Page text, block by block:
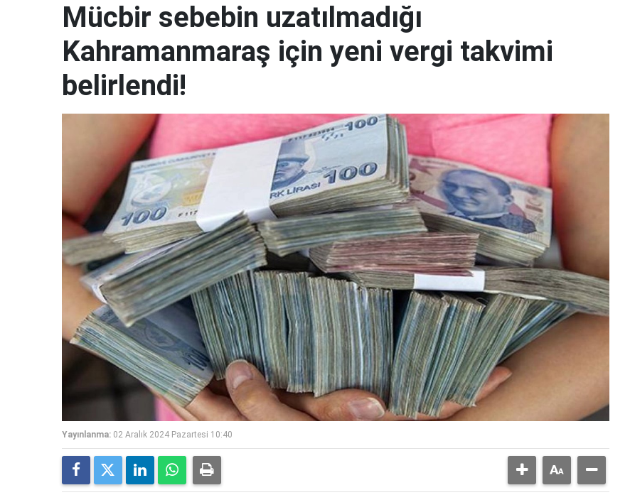
Mücbir sebebin uzatılmadığı
Kahramanmaraş için yeni vergi takvimi
belirlendi!
Yayınlanma: 02 Aralık 2024 Pazartesi 10:40